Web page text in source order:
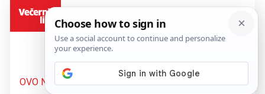
OVO NISTE ZNALI